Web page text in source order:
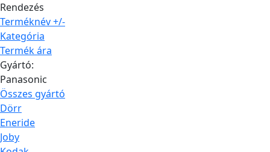
Rendezés
Terméknév +/-
Kategória
Termék ára
Gyártó:
Panasonic
Összes gyártó
Dörr
Eneride
Joby